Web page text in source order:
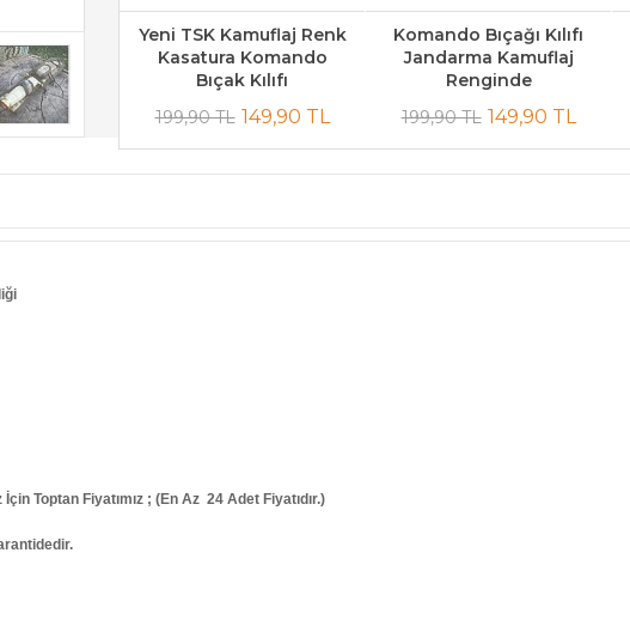
Yeni TSK Kamuflaj Renk
Kasatura Komando
Bıçak Kılıfı
199,90 TL 149,90 TL
Komando Bıçağı Kılıfı
Jandarma Kamuflaj
Renginde
199,90 TL 149,90 TL
Toptan Fiyatımız ; (En Az 24 Adet Fiyatıdır.)